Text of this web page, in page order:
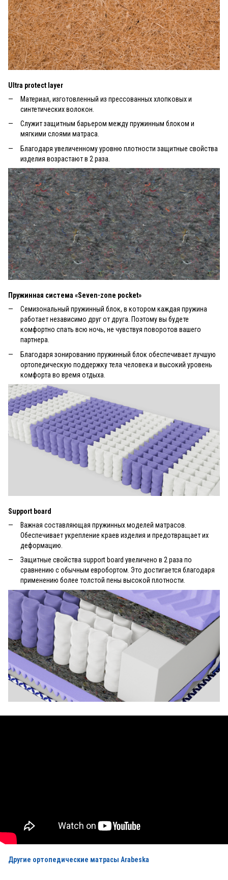
Ultra protect layer
Материал, изготовленный из прессованных хлопковых и
синтетических волокон.
Служит защитным барьером между пружинным блоком и
мягкими слоями матраса.
Благодаря увеличенному уровню плотности защитные свойства
изделия возрастают в 2 раза.
Пружинная система «Seven-zone pocket»
Семизональный пружинный блок, в котором каждая пружина
работает независимо друг от друга. Поэтому вы будете
комфортно спать всю ночь, не чувствуя поворотов вашего
партнера.
Благодаря зонированию пружинный блок обеспечивает лучшую
ортопедическую поддержку тела человека и высокий уровень
комфорта во время отдыха.
Support board
Важная составляющая пружинных моделей матрасов.
Обеспечивает укрепление краев изделия и предотвращает их
деформацию.
Защитные свойства support board увеличено в 2 раза по
сравнению с обычным евробортом. Это достигается благодаря
применению более толстой пены высокой плотности.
Другие ортопедические матрасы Arabeska